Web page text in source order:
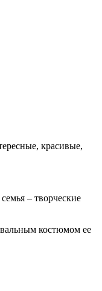
красивые,
– творческие
костюмом ее